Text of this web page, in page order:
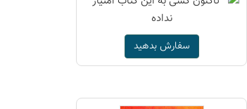
سفارش بدهید